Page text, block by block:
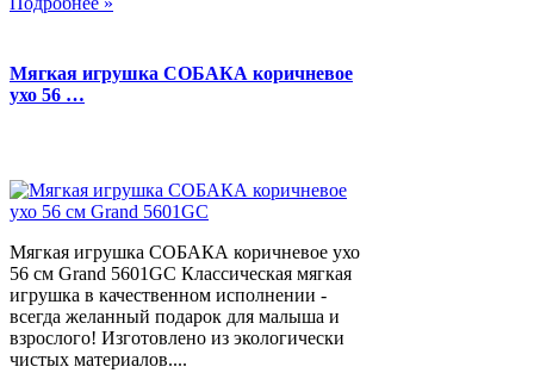
Мягкая игрушка СОБАКА коричневое
ухо 56 …
Мягкая игрушка СОБАКА коричневое ухо
56 см Grand 5601GC Классическая мягкая
игрушка в качественном исполнении -
всегда желанный подарок для малыша и
взрослого! Изготовлено из экологически
чистых материалов....